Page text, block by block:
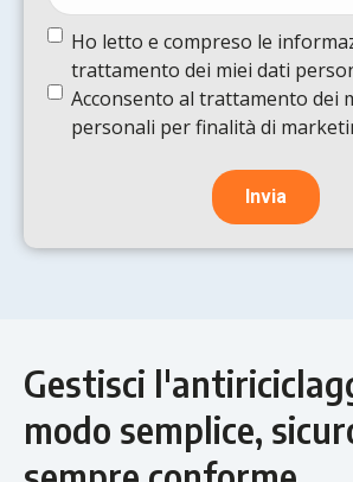
Termine
condizioni(Obbligatorio)
Ho letto e compreso le
trattamento dei miei dati
Termine
condizioni
Acconsento al trattamento dei
personali per finalità di
Gestisci
modo semplice,